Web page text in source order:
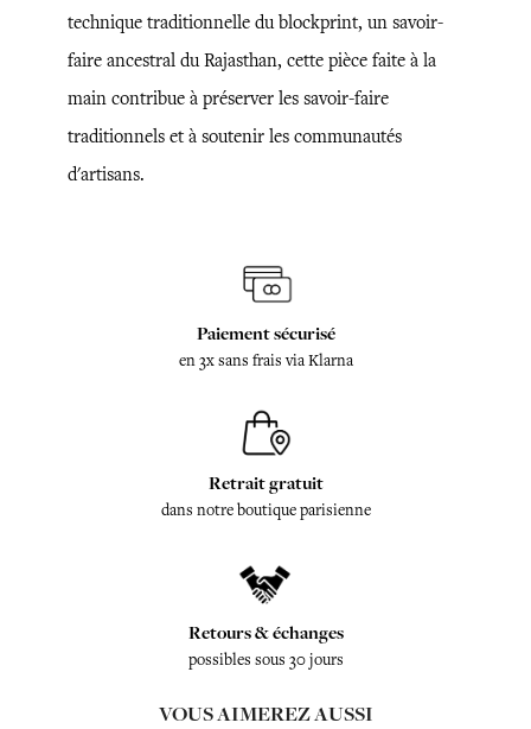
technique traditionnelle du blockprint, un savoir-
faire ancestral du Rajasthan, cette pièce faite à la
main contribue à préserver les savoir-faire
traditionnels et à soutenir les communautés
d'artisans.
Paiement sécurisé
en 3x sans frais via Klarna
Retrait gratuit
dans notre boutique parisienne
Retours & échanges
possibles sous 30 jours
VOUS AIMEREZ AUSSI